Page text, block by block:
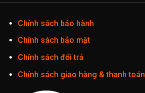
Chính sách bảo hành
Chính sách bảo mật
Chính sách đổi trả
Chính sách giao hàng & thanh toán